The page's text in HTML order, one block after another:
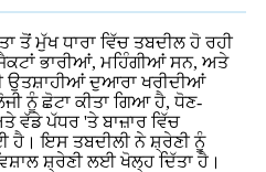
ਤੋਂ ਮੁੱਖ ਧਾਰਾ ਵਿੱਚ ਤਬਦੀਲ ਹੋ ਰਹੀ
ਭਾਰੀਆਂ, ਮਹਿੰਗੀਆਂ ਸਨ, ਅਤੇ
ਉਤਸ਼ਾਹੀਆਂ ਦੁਆਰਾ ਖਰੀਦੀਆਂ
ਨੂੰ ਛੋਟਾ ਕੀਤਾ ਗਿਆ ਹੈ, ਧੋਣ-
ਪੱਧਰ 'ਤੇ ਬਾਜ਼ਾਰ ਵਿੱਚ
ਹੈ। ਇਸ ਤਬਦੀਲੀ ਨੇ ਸ਼੍ਰੇਣੀ ਨੂੰ
ਸ਼੍ਰੇਣੀ ਲਈ ਖੋਲ੍ਹ ਦਿੱਤਾ ਹੈ।